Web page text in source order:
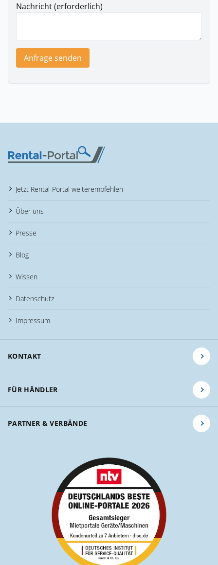
Nachricht (erforderlich)
Anfrage senden
Jetzt Rental-Portal weiterempfehlen
Über uns
Presse
Blog
Wissen
Datenschutz
Impressum
KONTAKT
FÜR HÄNDLER
PARTNER & VERBÄNDE